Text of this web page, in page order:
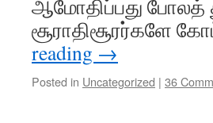
ஆமோதிப்பது போலத்
சூராதிசூரர்களே
reading →
Posted in Uncategorized | 36